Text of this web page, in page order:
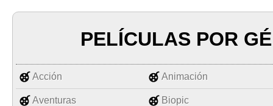
PELÍCULAS POR
Acción Animación
Aventuras Biopic